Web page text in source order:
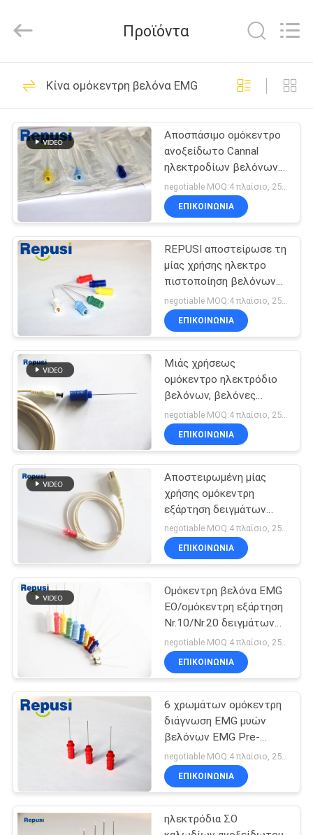
ΣΠΊΤΙ
ΠΡΟΪΌΝΤΑ
ΠΕΡΊΠΟΥ
ΕΜΕΊΣ
ΓΎΡΟΣ
ΕΡΓΟΣΤΑΣΊΩΝ
ΠΟΙΟΤΙΚΌΣ
ΜΑΣ
ΕΛΆΤΕ
ΣΕ
ΕΠΑΦΉ
ΜΕ
ΕΙΔΉΣΕΙΣ
ΖΗΤΉΣΤΕ
ΈΝΑ
ΑΠΌΣΠΑΣΜΑ
SITEMAP
PRIVACY
POLICY
Electronics
Co.,Ltd..
Reserved.
Ομόκεντρο
ηλεκτρόδιο
βελόνων
12
Ηλεκτρόδια
βελόνων EMG
17
ομόκεντρη βελόνα
EMG
23
Ηλεκτρόδια
βελόνων Subdermal
18
Διεγερτικός
έλεγχος
18
Προϊόντα
Κίνα ομόκεντρη βελόνα EMG
Αποσπάσιμο ομόκεντρο
ανοξείδωτο Cannal
ηλεκτροδίων βελόνων
EMG
negotiable MOQ:4 πλαίσιο, 25pcs ανά κιβώτιο
ΕΠΙΚΟΙΝΩΝΙΑ
REPUSI αποστείρωσε τη
μίας χρήσης ηλεκτρο
πιστοποίηση βελόνων
ISO13485 Myography
ΕΠΙΚΟΙΝΩΝΙΑ
Μιάς χρήσεως
ομόκεντρο ηλεκτρόδιο
βελόνων, βελόνες
καλωδίων ανοξείδωτου
σε 7 χρώματα
ΕΠΙΚΟΙΝΩΝΙΑ
Αποστειρωμένη μίας
χρήσης ομόκεντρη
εξάρτηση δειγμάτων
βελόνων EMG Repusi
negotiable MOQ:4 πλαίσιο, 25pcs ανά κιβώτιο
ΕΠΙΚΟΙΝΩΝΙΑ
Ομόκεντρη βελόνα EMG
EO/ομόκεντρη εξάρτηση
Nr.10/Nr.20 δειγμάτων
βελόνων
negotiable MOQ:4 πλαίσιο, 25pcs ανά κιβώτιο
ΕΠΙΚΟΙΝΩΝΙΑ
6 χρωμάτων ομόκεντρη
διάγνωση EMG μυών
βελόνων EMG Pre-
Sterilized μίας χρήσης
ΕΠΙΚΟΙΝΩΝΙΑ
ηλεκτρόδια ΣΟ